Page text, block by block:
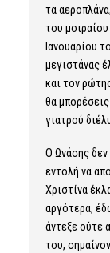
τα
του
Ιανουαρίου
μεγιστάνας
και τον
θα
γιατρού
Ο Ωνάσης δεν
εντολή να
Χριστίνα
αργότερα,
άντεξε ούτε
του,